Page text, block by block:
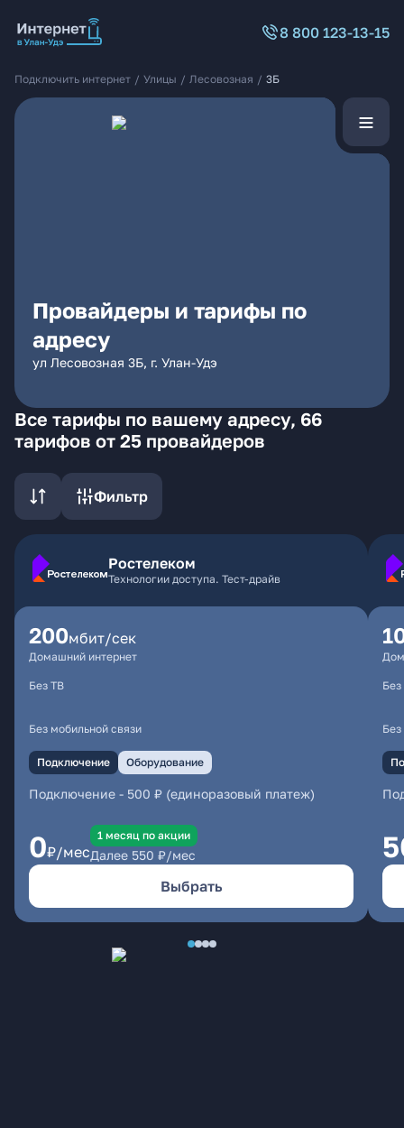
8 800 123-13-15
Подключить интернет / Улицы / Лесовозная / 3Б
Провайдеры и тарифы по
адресу
ул Лесовозная 3Б, г. Улан-Удэ
Все тарифы по вашему адресу, 66
тарифов от 25 провайдеров
Фильтр
Ростелеком
Технологии доступа. Тест-драйв
200мбит/сек
Домашний интернет
Без ТВ
Без мобильной связи
Подключение Оборудование
Подключение - 500 ₽ (единоразовый платеж)
0₽/мес
1 месяц по акции
Далее 550 ₽/мес
Выбрать